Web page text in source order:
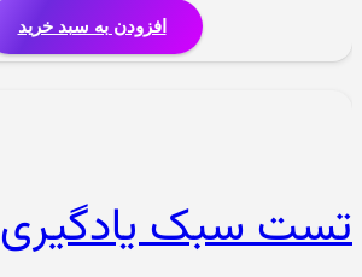
افزودن به سبد خرید
تست سبک یادگیری